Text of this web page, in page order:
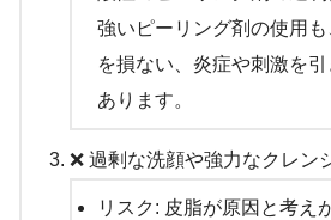
強いピーリング剤の使用
を損ない、炎症や刺激を
あります。
❌ 過剰な洗顔や強力なクレン
リスク: 皮脂が原因と考え